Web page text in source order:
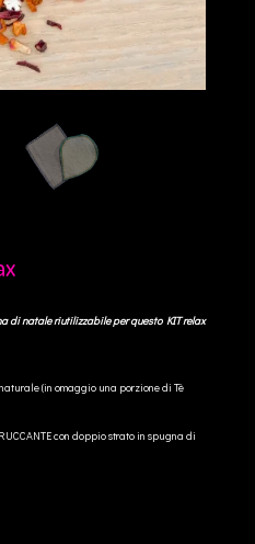
di natale riutilizzabile per questo KIT relax
(in omaggio una porzione di Tè
con doppio strato in spugna di